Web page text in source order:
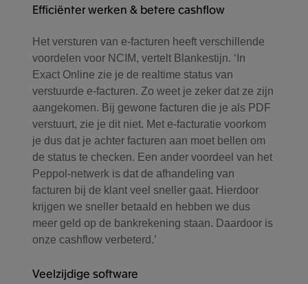
Efficiënter werken & betere cashflow
Het versturen van e-facturen heeft verschillende
voordelen voor NCIM, vertelt Blankestijn. ‘In
Exact Online zie je de realtime status van
verstuurde e-facturen. Zo weet je zeker dat ze zijn
aangekomen. Bij gewone facturen die je als PDF
verstuurt, zie je dit niet. Met e-facturatie voorkom
je dus dat je achter facturen aan moet bellen om
de status te checken. Een ander voordeel van het
Peppol-netwerk is dat de afhandeling van
facturen bij de klant veel sneller gaat. Hierdoor
krijgen we sneller betaald en hebben we dus
meer geld op de bankrekening staan. Daardoor is
onze cashflow verbeterd.’
Veelzijdige software